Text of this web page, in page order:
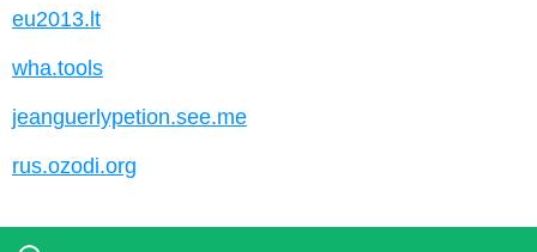
eu2013.lt
wha.tools
jeanguerlypetion.see.me
rus.ozodi.org